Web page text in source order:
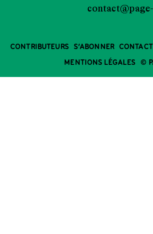
CONTRIBUTEURS S’ABONNER
MENTIONS LÉGALES
©